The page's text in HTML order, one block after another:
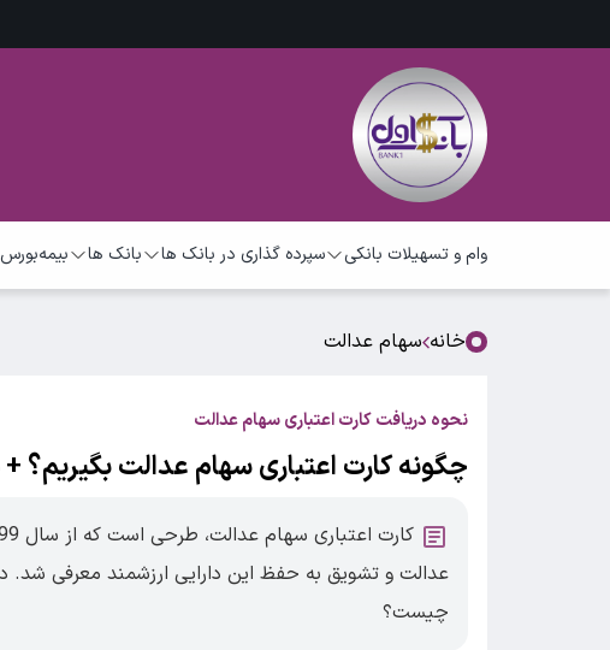
وام و تسهیلات بانکی سپرده گذاری در بانک ها بانک ها بیمهبورس
خانه سهام عدالت
نحوه دریافت کارت اعتباری سهام عدالت
چگونه کارت اعتباری سهام عدالت بگیریم؟
عدالت و تشویق به حفظ این دارایی ارزشمند معرفی شد.
چیست؟